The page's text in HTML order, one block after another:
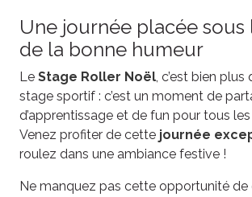
Une journée placée sous
de la bonne humeur
Le Stage Roller Noël, c’est bien plus
stage sportif : c’est un moment de
d’apprentissage et de fun pour tous
Venez profiter de cette journée
roulez dans une ambiance festive !
Ne manquez pas cette opportunité de